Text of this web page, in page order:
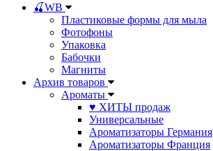
🍒WB
Пластиковые формы для мыла
Фотофоны
Упаковка
Бабочки
Магниты
Архив товаров
Ароматы
♥ ХИТЫ продаж
Универсальные
Ароматизаторы Германия
Ароматизаторы Франция